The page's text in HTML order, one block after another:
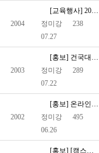
2004
[교육행사] 2026년 제2차 척수플러스 포럼 개최 안내
정미강
238
07.27
2003
[홍보] 건국대학교병원 비뇨의학과 김아람 교수님과 함께하는 '과…
정미강
289
07.22
2002
[홍보] 온라인 수료 과정 이러닝 프로그램 전액 지원! 선착순 …
정미강
495
06.26
[홍보] [캥스터즈 주식회사] 강남구청장배 어울림 체육대회 안내